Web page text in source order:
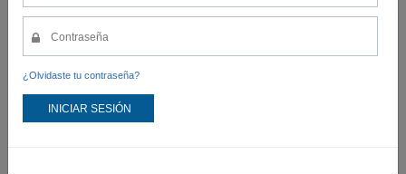
¿Olvidaste tu contraseña?
INICIAR SESIÓN